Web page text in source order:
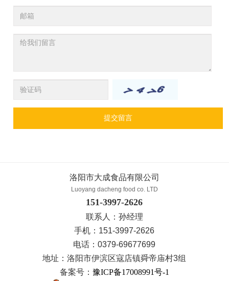
提交留言
洛阳市大成食品有限公司
Luoyang dacheng food co. LTD
151-3997-2626
联系人：孙经理
手机：151-3997-2626
电话：0379-69677699
地址：洛阳市伊滨区寇店镇舜帝庙村3组
备案号： 豫ICP备17008991号-1